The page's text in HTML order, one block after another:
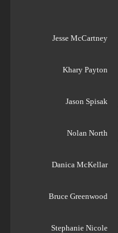
Jesse McCartney
Khary Payton
Jason Spisak
Nolan North
Danica McKellar
Bruce Greenwood
Stephanie Nicole